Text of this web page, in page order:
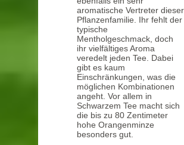
aromatische Vertreter dieser
Pflanzenfamilie. Ihr fehlt der
typische
Mentholgeschmack, doch
ihr vielfältiges Aroma
veredelt jeden Tee. Dabei
gibt es kaum
Einschränkungen, was die
möglichen Kombinationen
angeht. Vor allem in
Schwarzem Tee macht sich
die bis zu 80 Zentimeter
hohe Orangenminze
besonders gut.